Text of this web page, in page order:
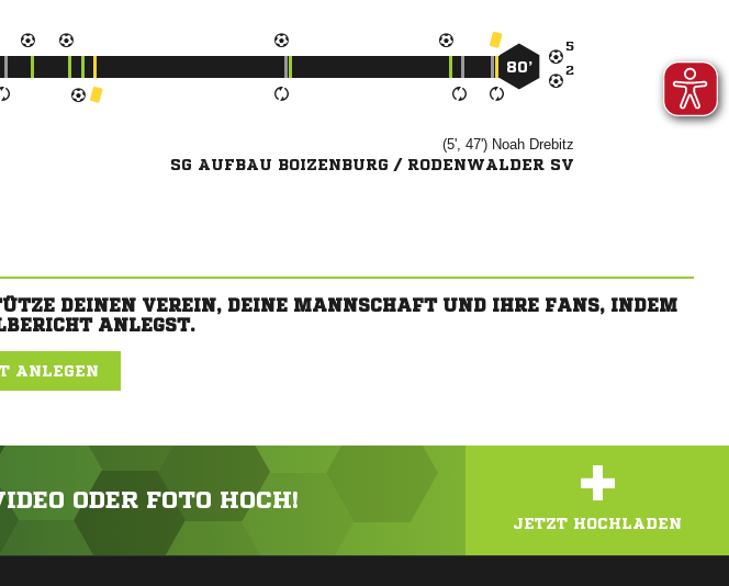


80’
(5', 47')  
SG AUFBAU BOIZENBURG / RODENWALDER SV
DEINEN VEREIN, DEINE MANNSCHAFT UND IHRE FANS, INDEM
ANLEGST.
ANLEGEN
ODER FOTO HOCH! +
JETZT HOCHLADEN